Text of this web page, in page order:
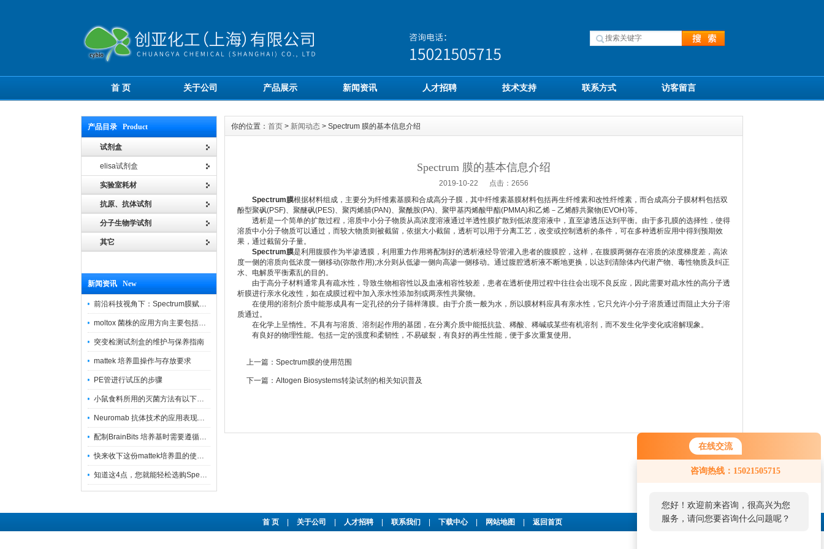
在线交流
咨询热线：15021505715
您好！欢迎前来咨询，很高兴为您
服务，请问您要咨询什么问题呢？
首 页 关于公司 产品展示 新闻资讯 人才招聘 技术支持 联系方式 访客留言
产品目录 Product
试剂盒
elisa试剂盒
实验室耗材
抗原、抗体试剂
分子生物学试剂
其它
新闻资讯 New
前沿科技视角下：Spectrum膜赋能精密制造
moltox 菌株的应用方向主要包括以下几个方面
突变检测试剂盒的维护与保养指南
mattek 培养皿操作与存放要求
PE管进行试压的步骤
小鼠食料所用的灭菌方法有以下三种
Neuromab 抗体技术的应用表现在这几方面
配制BrainBits 培养基时需要遵循的原则
快来收下这份mattek培养皿的使用指南
知道这4点，您就能轻松选购Spectrum 膜
你的位置： 首页 > 新闻动态 > Spectrum 膜的基本信息介绍
Spectrum 膜的基本信息介绍
2019-10-22 点击：2656
Spectrum膜根据材料组成，主要分为纤维素基膜和合成高分子膜，其中纤维素基膜材料包括再生纤维素和改性纤维素，而合成高分子膜材料包括双
酚型聚砜(PSF)、聚醚砜(PES)、聚丙烯腈(PAN)、聚酰胺(PA)、聚甲基丙烯酸甲酯(PMMA)和乙烯－乙烯醇共聚物(EVOH)等。
透析是一个简单的扩散过程，溶质中小分子物质从高浓度溶液通过半透性膜扩散到低浓度溶液中，直至渗透压达到平衡。由于多孔膜的选择性，使得
溶质中小分子物质可以通过，而较大物质则被截留，依据大小截留，透析可以用于分离工艺，改变或控制透析的条件，可在多种透析应用中得到预期效
果，通过截留分子量。
Spectrum膜是利用腹膜作为半渗透膜，利用重力作用将配制好的透析液经导管灌入患者的腹膜腔，这样，在腹膜两侧存在溶质的浓度梯度差，高浓
度一侧的溶质向低浓度一侧移动(弥散作用);水分则从低渗一侧向高渗一侧移动。通过腹腔透析液不断地更换，以达到清除体内代谢产物、毒性物质及纠正
水、电解质平衡紊乱的目的。
由于高分子材料通常具有疏水性，导致生物相容性以及血液相容性较差，患者在透析使用过程中往往会出现不良反应，因此需要对疏水性的高分子透
析膜进行亲水化改性，如在成膜过程中加入亲水性添加剂或两亲性共聚物。
在使用的溶剂介质中能形成具有一定孔径的分子筛样薄膜。由于介质一般为水，所以膜材料应具有亲水性，它只允许小分子溶质通过而阻止大分子溶
质通过。
在化学上呈惰性。不具有与溶质、溶剂起作用的基团，在分离介质中能抵抗盐、稀酸、稀碱或某些有机溶剂，而不发生化学变化或溶解现象。
有良好的物理性能。包括一定的强度和柔韧性，不易破裂，有良好的再生性能，便于多次重复使用。
上一篇： Spectrum膜的使用范围
下一篇： Altogen Biosystems转染试剂的相关知识普及
首 页 关于公司 人才招聘 联系我们 下载中心 网站地图 返回首页